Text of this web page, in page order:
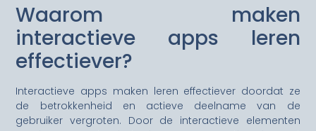
Waarom maken
interactieve apps leren
effectiever?
Interactieve apps maken leren effectiever doordat ze
de betrokkenheid en actieve deelname van de
gebruiker vergroten. Door de interactieve elementen